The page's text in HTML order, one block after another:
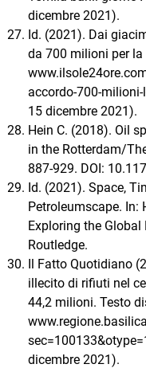
dicembre 2021).
Id. (2021). Dai
da 700 milioni per
accordo-700-
15 dicembre 2021).
Hein C. (2018). Oil
in the Rotterdam/
887-929. DOI:
Id. (2021). Space,
Petroleumscape. In:
Exploring the Global
Routledge.
Il Fatto Quotidiano
illecito di rifiuti nel
44,2 milioni. Testo
dicembre 2021).